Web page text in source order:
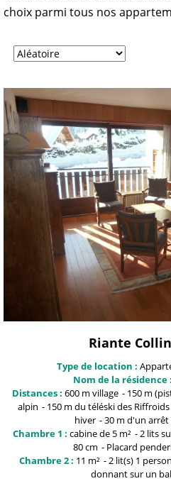
choix parmi tous nos
Riante
Type de location :
Nom de la résidence :
Distances : 600 m village 150 m
alpin
150 m du téléski des Riffroids
hiver
30 m d'un arrêt
Chambre 1 : cabinede 5 m²
2 lits
80 cm
Placard
Chambre 2 : 11 m² 2 lit(s) 1
donnant sur un